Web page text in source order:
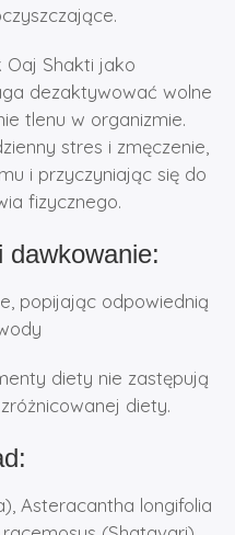
Oaj Shakti jako
dezaktywować wolne
tlenu w organizmie.
stres i zmęczenie,
i przyczyniając się do
fizycznego.
dawkowanie:
popijając odpowiednią
diety nie zastępują
diety.
Asteracantha longifolia